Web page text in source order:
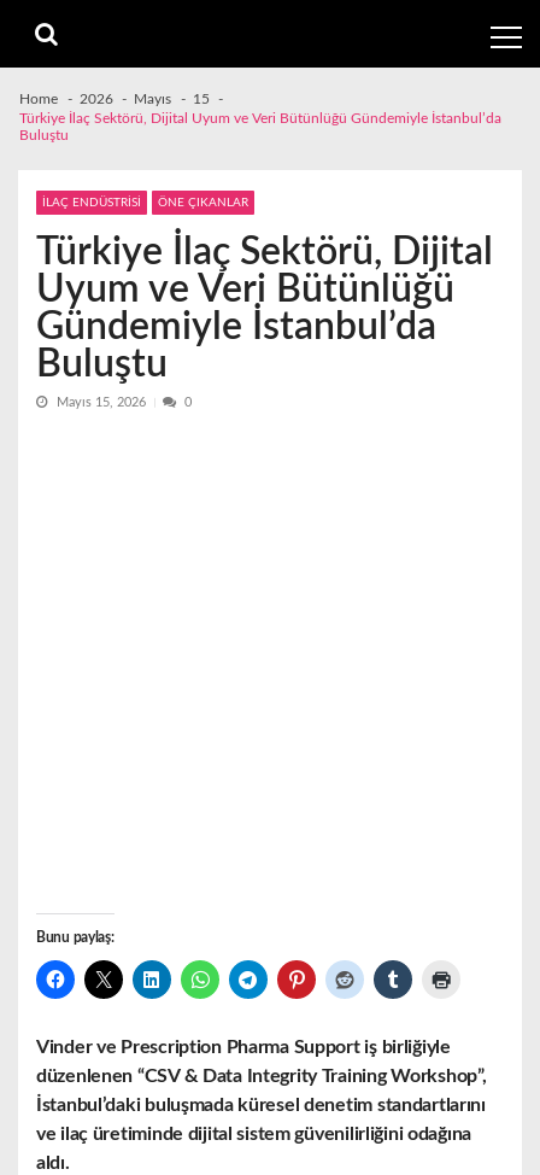
navigation
content
Home 2026 Mayıs
15
Türkiye İlaç Sektörü, Dijital Uyum ve Veri Bütünlüğü Gündemiyle İstanbul’da
Buluştu
İLAÇ ENDÜSTRİSİ ÖNE ÇIKANLAR
Türkiye İlaç Sektörü, Dijital
Uyum ve Veri Bütünlüğü
Gündemiyle İstanbul’da
Buluştu
Mayıs 15, 2026 0
Bunu paylaş:
Vinder ve Prescription Pharma Support iş birliğiyle
düzenlenen “CSV & Data Integrity Training Workshop”,
İstanbul’daki buluşmada küresel denetim standartlarını
ve ilaç üretiminde dijital sistem güvenilirliğini odağına
aldı.